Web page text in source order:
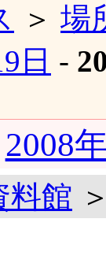
＞ 場
日 -
2008
料館